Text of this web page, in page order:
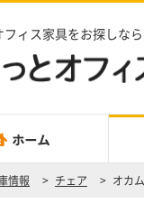
フィス家具をお探しな
情報 > チェア > オカ